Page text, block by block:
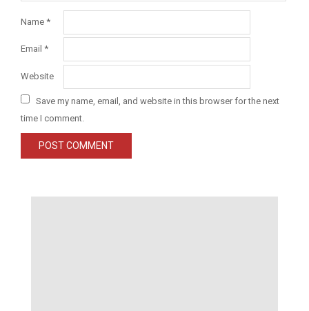
Name *
Email *
Website
Save my name, email, and website in this browser for the next
time I comment.